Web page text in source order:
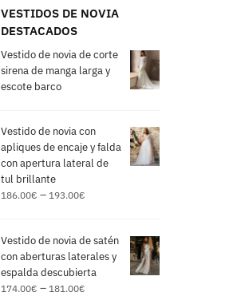
VESTIDOS DE NOVIA
DESTACADOS
Vestido de novia de corte
sirena de manga larga y
escote barco
Vestido de novia con
apliques de encaje y falda
con apertura lateral de
tul brillante
186.00€ – 193.00€
Vestido de novia de satén
con aberturas laterales y
espalda descubierta
174.00€ – 181.00€